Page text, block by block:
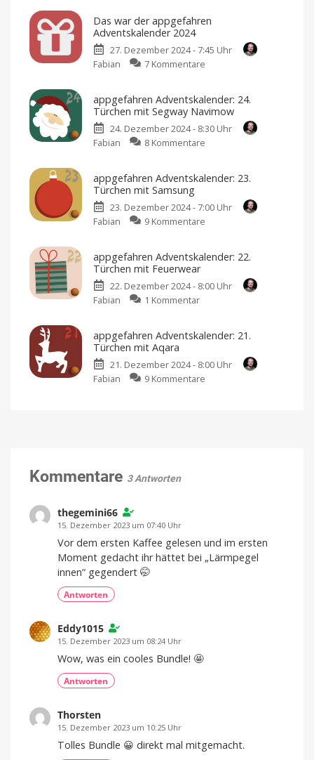
Das war der appgefahren
Adventskalender 2024
27. Dezember 2024 - 7:45 Uhr
Fabian
7 Kommentare
der
appgefahren
Adventskalender
noch
mehr
appgefahren Adventskalender: 24.
Türchen mit Segway Navimow
24. Dezember 2024 - 8:30 Uhr
Fabian
8 Kommentare
24.
mit
große
Finale
appgefahren Adventskalender: 23.
Türchen mit Samsung
23. Dezember 2024 - 7:00 Uhr
Fabian
9 Kommentare
23.
mit
bisschen
mehr
appgefahren Adventskalender: 22.
Türchen mit Feuerwear
22. Dezember 2024 - 8:00 Uhr
Fabian
1 Kommentarzu
22.
mit
Feuerwear
appgefahren Adventskalender: 21.
Türchen mit Aqara
21. Dezember 2024 - 8:00 Uhr
Fabian
9 Kommentare
Kommentare 3 Antworten
thegemini66
15. Dezember 2023 um 07:40 Uhr
Vor dem ersten Kaffee gelesen und im ersten
Moment gedacht ihr hättet bei „Lärmpegel
innen“ gegendert 🤭
Antworten
Eddy1015
15. Dezember 2023 um 08:24 Uhr
Wow, was ein cooles Bundle! 🤩
Antworten
Thorsten
15. Dezember 2023 um 10:25 Uhr
Tolles Bundle 😀 direkt mal mitgemacht.